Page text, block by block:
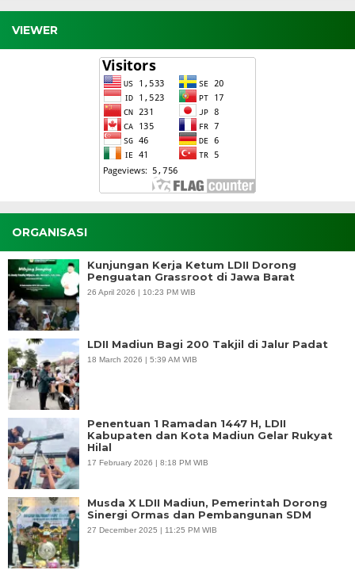
VIEWER
ORGANISASI
Kunjungan Kerja Ketum LDII Dorong
Penguatan Grassroot di Jawa Barat
26 April 2026 | 10:23 PM WIB
LDII Madiun Bagi 200 Takjil di Jalur Padat
18 March 2026 | 5:39 AM WIB
Penentuan 1 Ramadan 1447 H, LDII
Kabupaten dan Kota Madiun Gelar Rukyat
Hilal
17 February 2026 | 8:18 PM WIB
Musda X LDII Madiun, Pemerintah Dorong
Sinergi Ormas dan Pembangunan SDM
27 December 2025 | 11:25 PM WIB